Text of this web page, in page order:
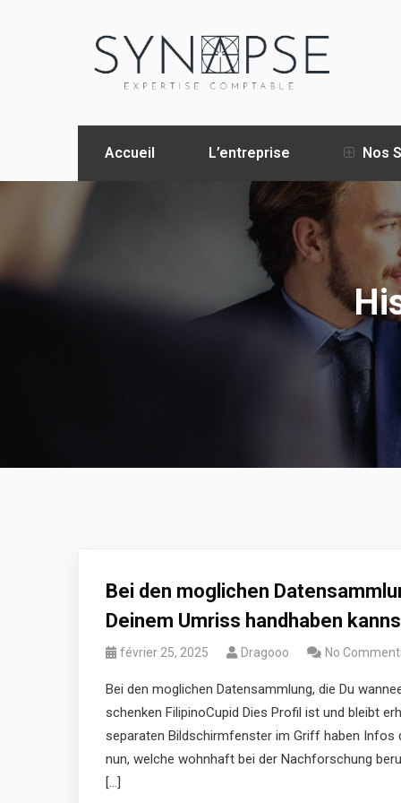
Accueil L’entreprise Nos
Bei den moglichen
Deinem Umriss handhaben
février 25, 2025 Dragooo No
Bei den moglichen Datensammlung, die Du
schenken FilipinoCupid Dies Profil ist und bleibt
separaten Bildschirmfenster im Griff haben Infos
nun, welche wohnhaft bei der Nachforschung
[…]